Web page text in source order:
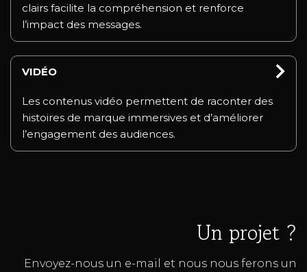
clairs facilite la compréhension et renforce
l’impact des messages.
VIDÉO
Les contenus vidéo permettent de raconter des
histoires de marque immersives et d’améliorer
l’engagement des audiences.
Un projet ?
Envoyez-nous un e-mail et nous nous ferons un